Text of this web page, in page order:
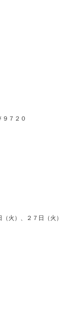
７２０
火）、２７日（火）